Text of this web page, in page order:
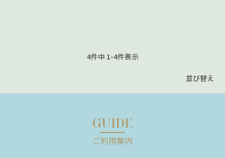
並び替え
4件中 1-4件表示
GUIDE
ご利用案内